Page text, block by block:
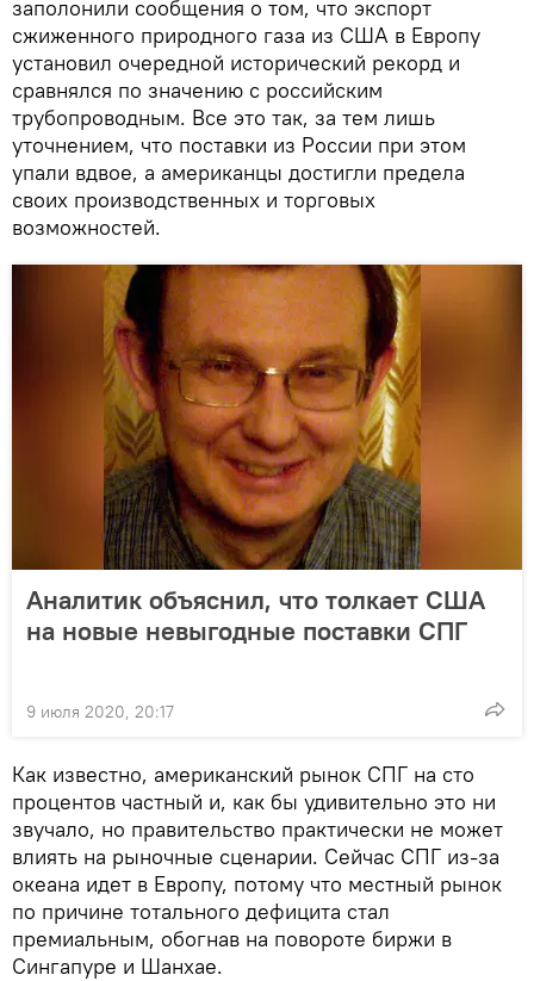
заполонили сообщения о том, что экспорт
сжиженного природного газа из США в Европу
установил очередной исторический рекорд и
сравнялся по значению с российским
трубопроводным. Все это так, за тем лишь
уточнением, что поставки из России при этом
упали вдвое, а американцы достигли предела
своих производственных и торговых
возможностей.
Аналитик объяснил, что толкает США
на новые невыгодные поставки СПГ
9 июля 2020, 20:17
Как известно, американский рынок СПГ на сто
процентов частный и, как бы удивительно это ни
звучало, но правительство практически не может
влиять на рыночные сценарии. Сейчас СПГ из-за
океана идет в Европу, потому что местный рынок
по причине тотального дефицита стал
премиальным, обогнав на повороте биржи в
Сингапуре и Шанхае.